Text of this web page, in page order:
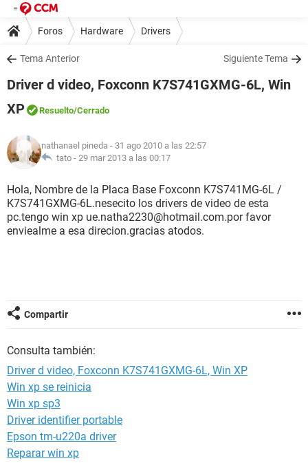
Foros Hardware Drivers
Tema Anterior Siguiente Tema
Driver d video, Foxconn K7S741GXMG-6L, Win
XP
Resuelto/Cerrado
nathanael pineda - 31 ago 2010 a las 22:57
tato - 29 mar 2013 a las 00:17
Hola, Nombre de la Placa Base Foxconn K7S741MG-6L /
K7S741GXMG-6L.nesecito los drivers de video de esta
pc.tengo win xp ue.natha2230@hotmail.com.por favor
enviealme a esa direcion.gracias atodos.
Compartir
Consulta también:
Driver d video, Foxconn K7S741GXMG-6L, Win XP
Win xp se reinicia
Win xp sp3
Driver identifier portable
Epson tm-u220a driver
Reparar win xp